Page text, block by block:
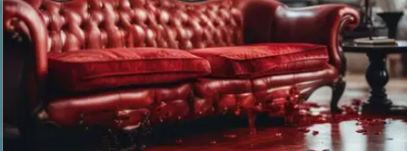
Koheltava poliisikomisario Raafael Mäyrä saa tutkittavakseen
kiperiä tapauksia.
Ominaisuudet